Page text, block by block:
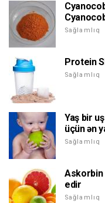
Sağlamlıq
Protein
Sağlamlıq
Yaş bir
üçün ən
Sağlamlıq
Askorbin
edir
Sağlamlıq